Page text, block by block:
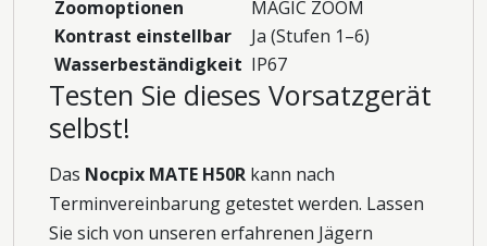
Zoomoptionen
MAGIC ZOOM
Kontrast einstellbar
Ja (Stufen 1–6)
Wasserbeständigkeit IP67
Testen Sie dieses Vorsatzgerät
selbst!
Das Nocpix MATE H50R kann nach
Terminvereinbarung getestet werden. Lassen
Sie sich von unseren erfahrenen Jägern